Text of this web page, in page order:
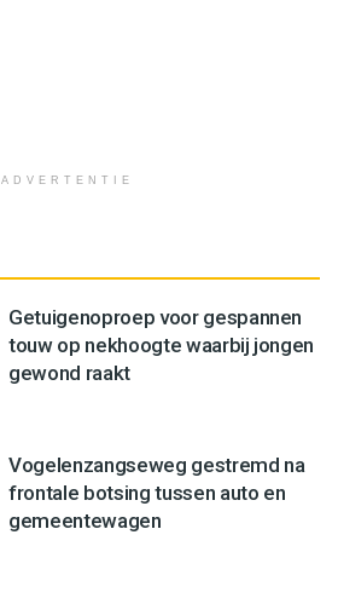
ADVERTENTIE
Getuigenoproep voor gespannen
touw op nekhoogte waarbij jongen
gewond raakt
Vogelenzangseweg gestremd na
frontale botsing tussen auto en
gemeentewagen